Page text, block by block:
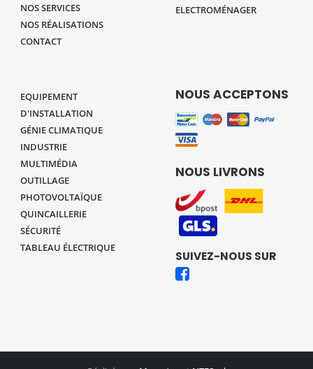
NOS SERVICES
NOS RÉALISATIONS
CONTACT
ELECTROMÉNAGER
EQUIPEMENT
D'INSTALLATION
GÉNIE CLIMATIQUE
INDUSTRIE
MULTIMÉDIA
OUTILLAGE
PHOTOVOLTAÏQUE
QUINCAILLERIE
SÉCURITÉ
TABLEAU ÉLECTRIQUE
NOUS ACCEPTONS
NOUS LIVRONS
SUIVEZ-NOUS SUR